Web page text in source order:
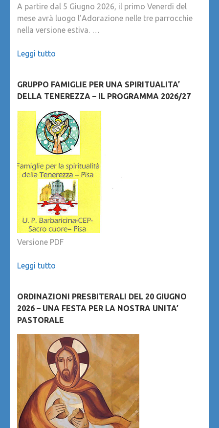
A partire dal 5 Giugno 2026, il primo Venerdi del
mese avrà luogo l’Adorazione nelle tre parrocchie
nella versione estiva. …
Leggi tutto
GRUPPO FAMIGLIE PER UNA SPIRITUALITA’
DELLA TENEREZZA – IL PROGRAMMA 2026/27
Versione PDF
Leggi tutto
ORDINAZIONI PRESBITERALI DEL 20 GIUGNO
2026 – UNA FESTA PER LA NOSTRA UNITA’
PASTORALE